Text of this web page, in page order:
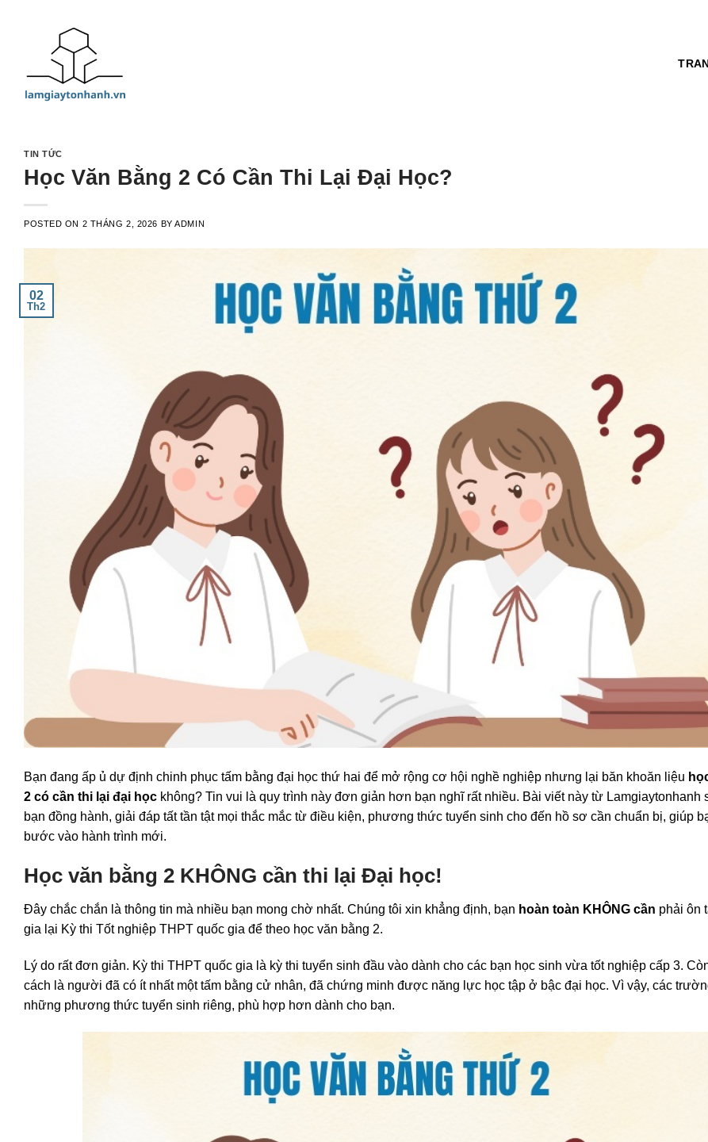
TIN TỨC
Học Văn Bằng 2 Có Cần Thi Lại Đại Học?
POSTED ON 2 THÁNG 2, 2026 BYADMIN
02
Th2
Bạn đang ấp ủ dự định chinh phục tấm bằng đại học thứ hai để mở rộng cơ hội nghề nghiệp nhưng lại băn khoăn liệu
2 có cần thi lại đại học không? Tin vui là quy trình này đơn giản hơn bạn nghĩ rất nhiều. Bài viết này từ Lamgiaytonhanh
bạn đồng hành, giải đáp tất tần tật mọi thắc mắc từ điều kiện, phương thức tuyển sinh cho đến hồ sơ cần chuẩn bị, giúp
bước vào hành trình mới.
Học văn bằng 2 KHÔNG cần thi lại Đại học!
Đây chắc chắn là thông tin mà nhiều bạn mong chờ nhất. Chúng tôi xin khẳng định, bạn hoàn toàn KHÔNG cần phải ôn
gia lại Kỳ thi Tốt nghiệp THPT quốc gia để theo học văn bằng 2.
Lý do rất đơn giản. Kỳ thi THPT quốc gia là kỳ thi tuyển sinh đầu vào dành cho các bạn học sinh vừa tốt nghiệp cấp 3.
cách là người đã có ít nhất một tấm bằng cử nhân, đã chứng minh được năng lực học tập ở bậc đại học. Vì vậy, các
những phương thức tuyển sinh riêng, phù hợp hơn dành cho bạn.